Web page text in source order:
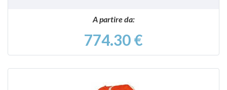
A partire da:
774.30 €